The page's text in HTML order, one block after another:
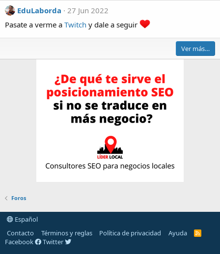
EduLaborda
27 Jun 2022
Pasate a verme a Twitch y dale a seguir
Ver más…
Foros
Español
Contacto
Términos y reglas Política de privacidad Ayuda
R
Facebook Twitter